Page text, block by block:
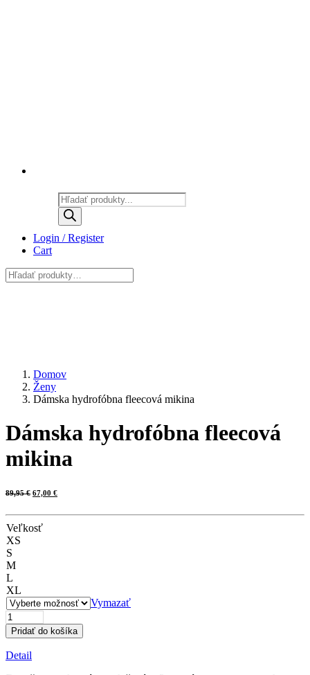
Products
search
Login / Register
Cart
Domov
Ženy
Dámska hydrofóbna fleecová mikina
Dámska hydrofóbna fleecová
mikina
89,95€ Pôvodná
89,95 €.
67,00 €Aktuálna
67,00 €.
Veľkosť
XS
S
M
L
XL
Vymazať
množstvo
Dámska
hydrofóbna
fleecová
Pridať do košíka
Detail